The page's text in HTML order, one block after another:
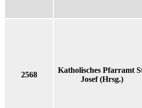
2568
Katholisches Pfarramt
Josef (Hrsg.)